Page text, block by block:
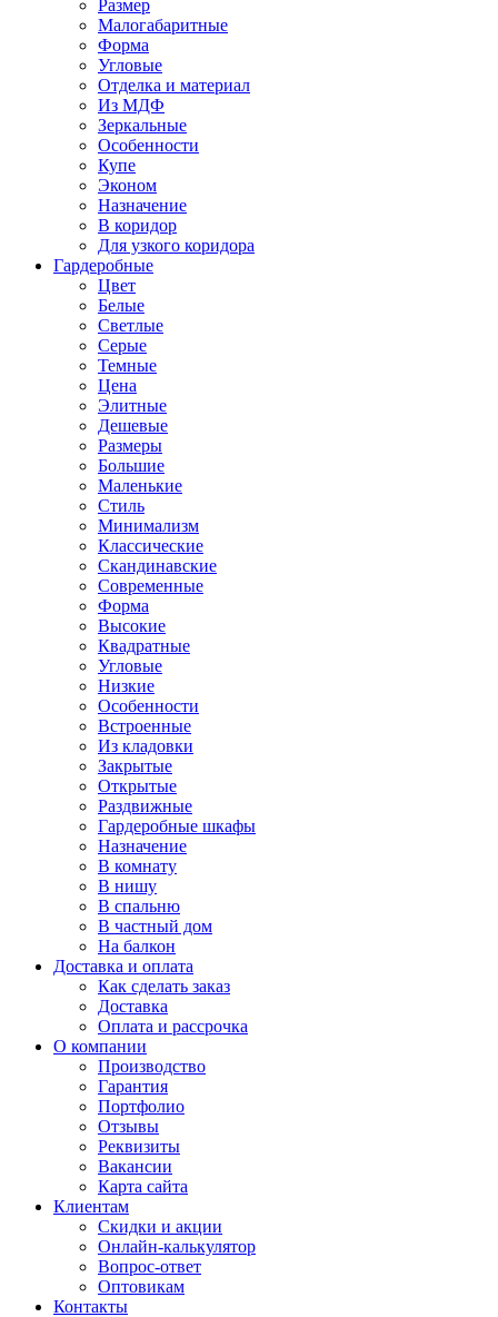
Размер
Малогабаритные
Форма
Угловые
Отделка и материал
Из МДФ
Зеркальные
Особенности
Купе
Эконом
Назначение
В коридор
Для узкого коридора
Гардеробные
Цвет
Белые
Светлые
Серые
Темные
Цена
Элитные
Дешевые
Размеры
Большие
Маленькие
Стиль
Минимализм
Классические
Скандинавские
Современные
Форма
Высокие
Квадратные
Угловые
Низкие
Особенности
Встроенные
Из кладовки
Закрытые
Открытые
Раздвижные
Гардеробные шкафы
Назначение
В комнату
В нишу
В спальню
В частный дом
На балкон
Доставка и оплата
Как сделать заказ
Доставка
Оплата и рассрочка
О компании
Производство
Гарантия
Портфолио
Отзывы
Реквизиты
Вакансии
Карта сайта
Клиентам
Скидки и акции
Онлайн-калькулятор
Вопрос-ответ
Оптовикам
Контакты